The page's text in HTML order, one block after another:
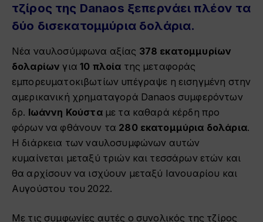
τζίρος της Danaos ξεπερνάει πλέον τα
δύο δισεκατομμύρια δολάρια.
Νέα ναυλοσύμφωνα αξίας 378 εκατομμυρίων
δολαρίων για10 πλοία της μεταφοράς
εμπορευματοκιβωτίων υπέγραψε η εισηγμένη στην
αμερικανική χρηματαγορά Danaos συμφερόντων
δρ. Ιωάννη Κούστα με τα καθαρά κέρδη προ
φόρων να φθάνουν τα 280 εκατομμύρια δολάρια.
Η διάρκεια των ναυλοσυμφώνων αυτών
κυμαίνεται μεταξύ τριών και τεσσάρων ετών και
θα αρχίσουν να ισχύουν μεταξύ Ιανουαρίου και
Αυγούστου του 2022.
Με τις συμφωνίες αυτές ο συνολικός της τζίρος